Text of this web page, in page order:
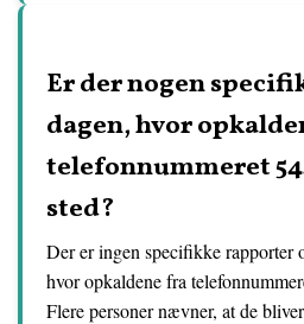
Er der nogen
dagen, hvor
telefonnummeret
sted?
Der er ingen specifikke rapporter
hvor opkaldene fra
Flere personer nævner, at de